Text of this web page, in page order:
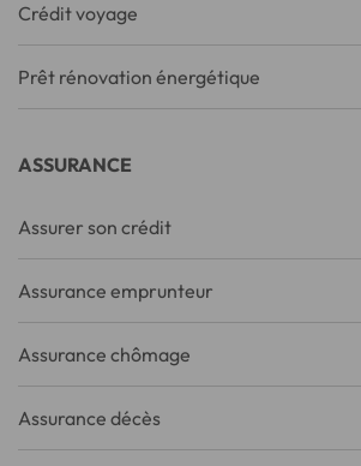
Crédit voyage
Prêt rénovation énergétique
ASSURANCE
Assurer son crédit
Assurance emprunteur
Assurance chômage
Assurance décès